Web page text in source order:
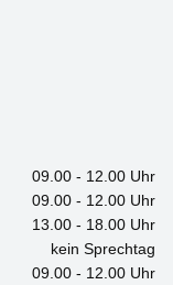
09.00 - 12.00 Uhr
09.00 - 12.00 Uhr
13.00 - 18.00 Uhr
kein Sprechtag
09.00 - 12.00 Uhr